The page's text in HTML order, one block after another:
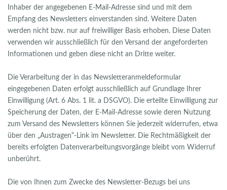
Inhaber der angegebenen E-Mail-Adresse sind und mit dem
Empfang des Newsletters einverstanden sind. Weitere Daten
werden nicht bzw. nur auf freiwilliger Basis erhoben. Diese Daten
verwenden wir ausschließlich für den Versand der angeforderten
Informationen und geben diese nicht an Dritte weiter.
Die Verarbeitung der in das Newsletteranmeldeformular
eingegebenen Daten erfolgt ausschließlich auf Grundlage Ihrer
Einwilligung (Art. 6 Abs. 1 lit. a DSGVO). Die erteilte Einwilligung zur
Speicherung der Daten, der E-Mail-Adresse sowie deren Nutzung
zum Versand des Newsletters können Sie jederzeit widerrufen, etwa
über den „Austragen“-Link im Newsletter. Die Rechtmäßigkeit der
bereits erfolgten Datenverarbeitungsvorgänge bleibt vom Widerruf
unberührt.
Die von Ihnen zum Zwecke des Newsletter-Bezugs bei uns